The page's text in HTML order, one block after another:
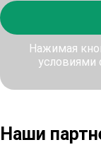
Нажимая
условиями
Наши